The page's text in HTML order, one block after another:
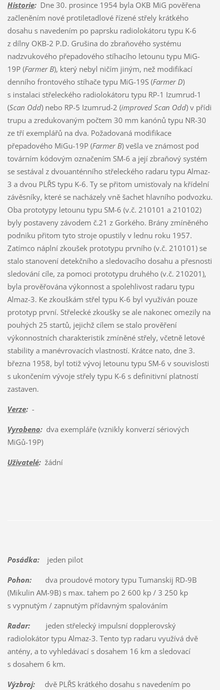
Historie:Dne 30. prosince 1954 byla OKB MiG pověřena
začleněním nové protiletadlové řízené střely krátkého
dosahu s navedením po paprsku radiolokátoru typu K-6
z dílny OKB-2 P.D. Grušina do zbraňového systému
nadzvukového přepadového stíhacího letounu typu MiG-
19P (Farmer B), který nebyl ničím jiným, než modifikací
denního frontového stíhače typu MiG-19S (Farmer D)
s instalaci střeleckého radiolokátoru typu RP-1 Izumrud-1
(Scan Odd) nebo RP-5 Izumrud-2 (improved Scan Odd) v přídi
trupu a zredukovaným počtem 30 mm kanónů typu NR-30
ze tří exemplářů na dva. Požadovaná modifikace
přepadového MiGu-19P (Farmer B) vešla ve známost pod
továrním kódovým označením SM-6 a její zbraňový systém
se sestával z dvouanténního střeleckého radaru typu Almaz-
3 a dvou PLŘS typu K-6. Ty se přitom umisťovaly na křídelní
závěsníky, které se nacházely vně šachet hlavního podvozku.
Oba prototypy letounu typu SM-6 (v.č. 210101 a 210102)
byly postaveny závodem č.21 z Gorkého. Brány zmíněného
podniku přitom tyto stroje opustily v lednu roku 1957.
Zatímco náplní zkoušek prototypu prvního (v.č. 210101) se
stalo stanovení detekčního a sledovacího dosahu a přesnosti
sledování cíle, za pomoci prototypu druhého (v.č. 210201),
byla prověřována výkonnost a spolehlivost radaru typu
Almaz-3. Ke zkouškám střel typu K-6 byl využíván pouze
prototyp první. Střelecké zkoušky se ale nakonec omezily na
pouhých 25 startů, jejichž cílem se stalo prověření
výkonnostních charakteristik zmíněné střely, včetně letové
stability a manévrovacích vlastností. Krátce nato, dne 3.
března 1958, byl totiž vývoj letounu typu SM-6 v souvislosti
s ukončením vývoje střely typu K-6 s definitivní platností
zastaven.
Verze:-
Vyrobeno:dva exempláře (vznikly konverzí sériových
MiGů-19P)
Uživatelé:žádní
Posádka:jeden pilot
Pohon:dva proudové motory typu Tumanskij RD-9B
(Mikulin AM-9B) s max. tahem po 2 600 kp / 3 250 kp
s vypnutým / zapnutým přídavným spalováním
Radar:jeden střelecký impulsní dopplerovský
radiolokátor typu Almaz-3. Tento typ radaru využívá dvě
antény, a to vyhledávací s dosahem 16 km a sledovací
s dosahem 6 km.
Výzbroj:dvě PLŘS krátkého dosahu s navedením po